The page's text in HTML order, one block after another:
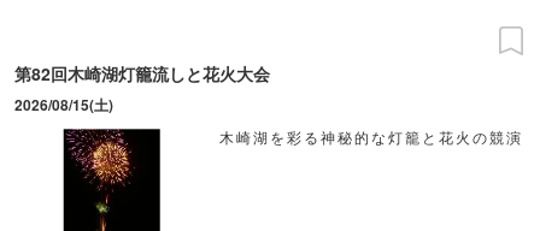
第82回木崎湖灯籠流しと花火大会
2026/08/15(土)
木崎湖を彩る神秘的な灯籠と花火の競演